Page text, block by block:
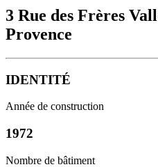
3 Rue des Frères
Provence
IDENTITÉ
Année de construction
1972
Nombre de bâtiment